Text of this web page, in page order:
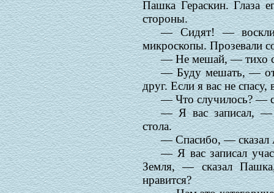
Пашка Гераскин. Глаза
стороны.
— Сидят! —
микроскопы. Прозевали
— Не мешай, — тихо
— Буду мешать, —
друг. Если я вас не
— Что случилось? —
— Я вас записал, —
стола.
— Спасибо, — сказал
— Я вас записал
Земля, — сказал
нравится?